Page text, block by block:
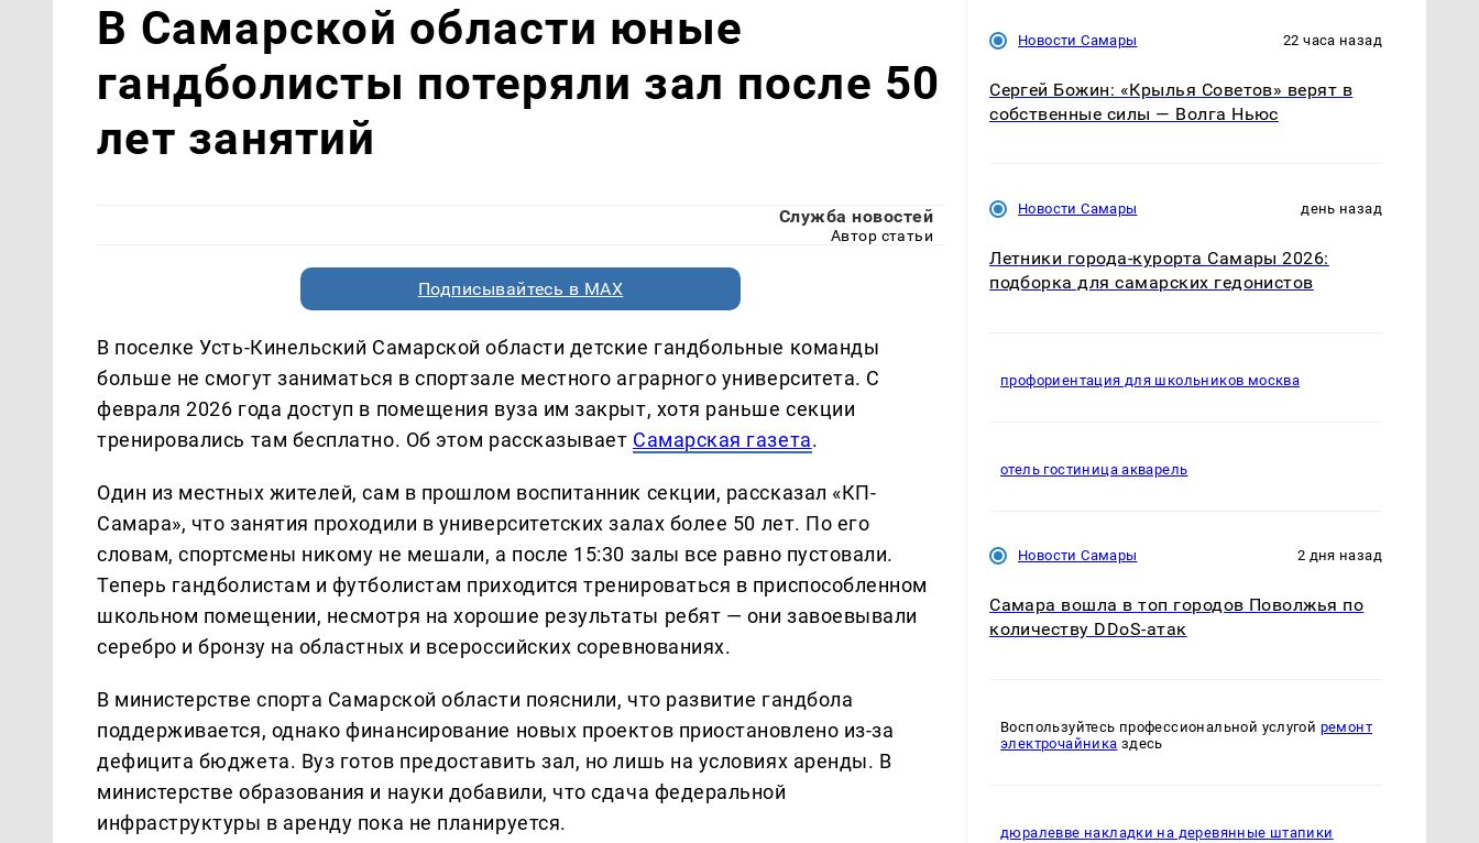
В Самарской области юные
гандболисты потеряли зал после 50
лет занятий
Служба новостей
Автор статьи
Подписывайтесь в MAX
В поселке Усть-Кинельский Самарской области детские гандбольные команды
больше не смогут заниматься в спортзале местного аграрного университета. С
февраля 2026 года доступ в помещения вуза им закрыт, хотя раньше секции
тренировались там бесплатно. Об этом рассказывает Самарская газета.
Один из местных жителей, сам в прошлом воспитанник секции, рассказал «КП-
Самара», что занятия проходили в университетских залах более 50 лет. По его
словам, спортсмены никому не мешали, а после 15:30 залы все равно пустовали.
Теперь гандболистам и футболистам приходится тренироваться в приспособленном
школьном помещении, несмотря на хорошие результаты ребят — они завоевывали
серебро и бронзу на областных и всероссийских соревнованиях.
В министерстве спорта Самарской области пояснили, что развитие гандбола
поддерживается, однако финансирование новых проектов приостановлено из-за
дефицита бюджета. Вуз готов предоставить зал, но лишь на условиях аренды. В
министерстве образования и науки добавили, что сдача федеральной
инфраструктуры в аренду пока не планируется.
Новости Самары 22 часа назад
Сергей Божин: «Крылья Советов» верят в
собственные силы — Волга Ньюс
Новости Самары день назад
Летники города-курорта Самары 2026:
подборка для самарских гедонистов
профориентация для школьников москва
отель гостиница акварель
Новости Самары 2 дня назад
Самара вошла в топ городов Поволжья по
количеству DDoS-атак
Воспользуйтесь профессиональной услугой ремонт
электрочайника здесь
дюралевве накладки на деревянные штапики